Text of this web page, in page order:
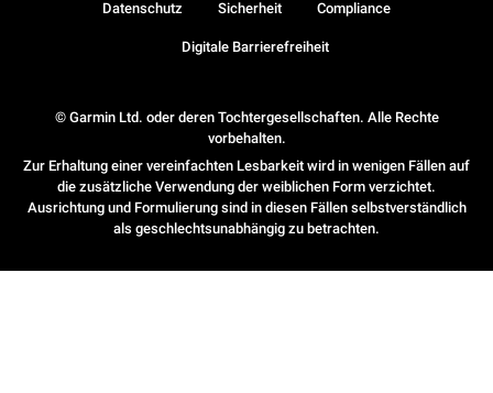
© Garmin Ltd. oder deren Tochtergesellschaften. Alle Rechte
vorbehalten.
Zur Erhaltung einer vereinfachten Lesbarkeit wird in wenigen Fällen auf
die zusätzliche Verwendung der weiblichen Form verzichtet.
Ausrichtung und Formulierung sind in diesen Fällen selbstverständlich
als geschlechtsunabhängig zu betrachten.
Datenschutz Sicherheit Compliance
Digitale Barrierefreiheit